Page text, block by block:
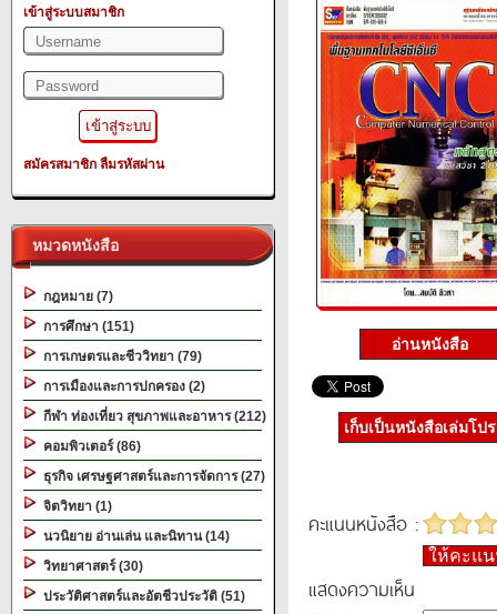
เข้าสู่ระบบสมาชิก
สมัครสมาชิก ลืมรหัสผ่าน
หมวดหนังสือ
กฎหมาย (7)
การศึกษา (151)
การเกษตรและชีววิทยา (79)
การเมืองและการปกครอง (2)
กีฬา ท่องเที่ยว สุขภาพและอาหาร (212)
คอมพิวเตอร์ (86)
ธุรกิจ เศรษฐศาสตร์และการจัดการ (27)
จิตวิทยา (1)
นวนิยาย อ่านเล่น และนิทาน (14)
วิทยาศาสตร์ (30)
ประวัติศาสตร์และอัตชีวประวัติ (51)
อ่านหนังสือ
เก็บเป็นหนังสือเล่มโป
คะแนนหนังสือ :
ให้คะแ
แสดงความเห็น